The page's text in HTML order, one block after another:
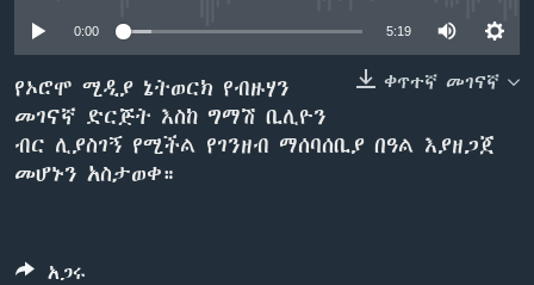
ቋንቋዎች
0:00 5:19
ቀጥተኛ መገናኛ
የኦሮሞ ሚዲያ ኔትወርክ የብዙሃን
መገናኛ ድርጅት እስከ ግማሽ ቢሊዮን
ብር ሊያስገኝ የሚችል የገንዘብ ማሰባሰቢያ በዓል እያዘጋጀ
መሆኑን አስታወቀ።
አጋሩ